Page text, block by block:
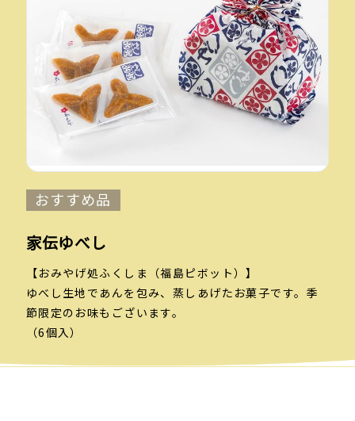
おすすめ品
家伝ゆべし
【おみやげ処ふくしま（福島ピボット）】
ゆべし生地であんを包み、蒸しあげたお菓子です。季
節限定のお味もございます。
（6個入）